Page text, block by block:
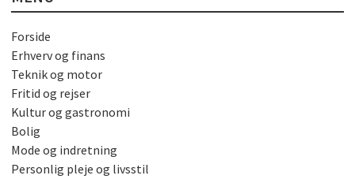
Forside
Erhverv og finans
Teknik og motor
Fritid og rejser
Kultur og gastronomi
Bolig
Mode og indretning
Personlig pleje og livsstil